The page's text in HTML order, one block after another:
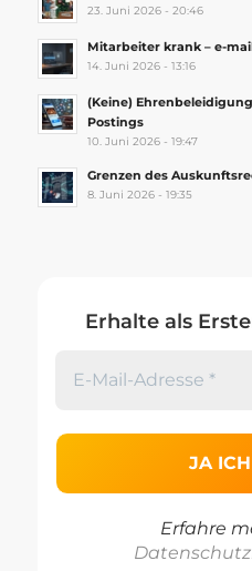
23. Juni 2026 - 20:46
Mitarbeiter krank – e-
14. Juni 2026 - 13:16
(Keine)
Postings
10. Juni 2026 - 19:47
Grenzen des
8. Juni 2026 - 19:35
Erhalte als
Erfahre